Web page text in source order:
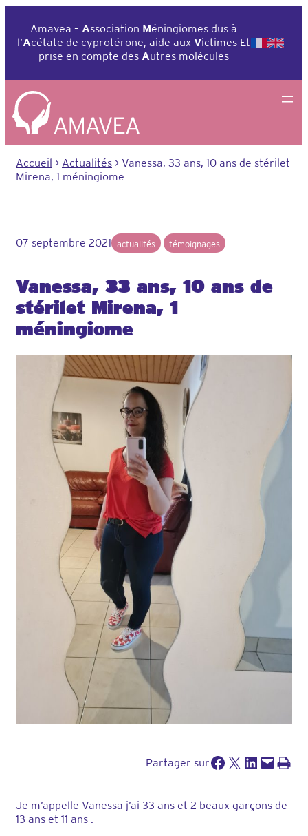
contenu
Amavea – Association Méningiomes dus à
l’Acétate de cyprotérone, aide aux Victimes Et
prise en compte des Autres molécules
Accueil > Actualités > Vanessa, 33 ans, 10 ans de stérilet
Mirena, 1 méningiome
07 septembre 2021 actualités témoignages
Vanessa, 33 ans, 10 ans de
stérilet Mirena, 1
méningiome
Partager surPartager sur Facebook
Partager sur X Partager sur LinkedIn
Envoyer cette page par e-mailImprimer cette
Je m’appelle Vanessa j’ai 33 ans et 2 beaux garçons de
13 ans et 11 ans .